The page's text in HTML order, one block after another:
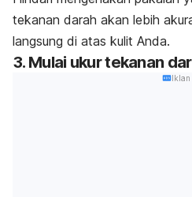
tekanan darah akan lebih
langsung di atas kulit Anda.
3. Mulai ukur tekanan
Iklan